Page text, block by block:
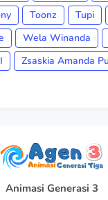
Toonz Tupi
Wela Winanda
Zsaskia Amanda
Animasi Generasi 3